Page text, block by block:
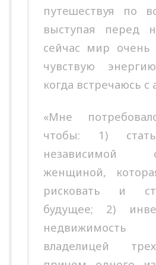
путешествуя по
выступая перед
сейчас мир очень
чувствую
когда встречаюсь с
«Мне
чтобы: 1)
независимой
женщиной,
рисковать и
будущее; 2)
владелицей